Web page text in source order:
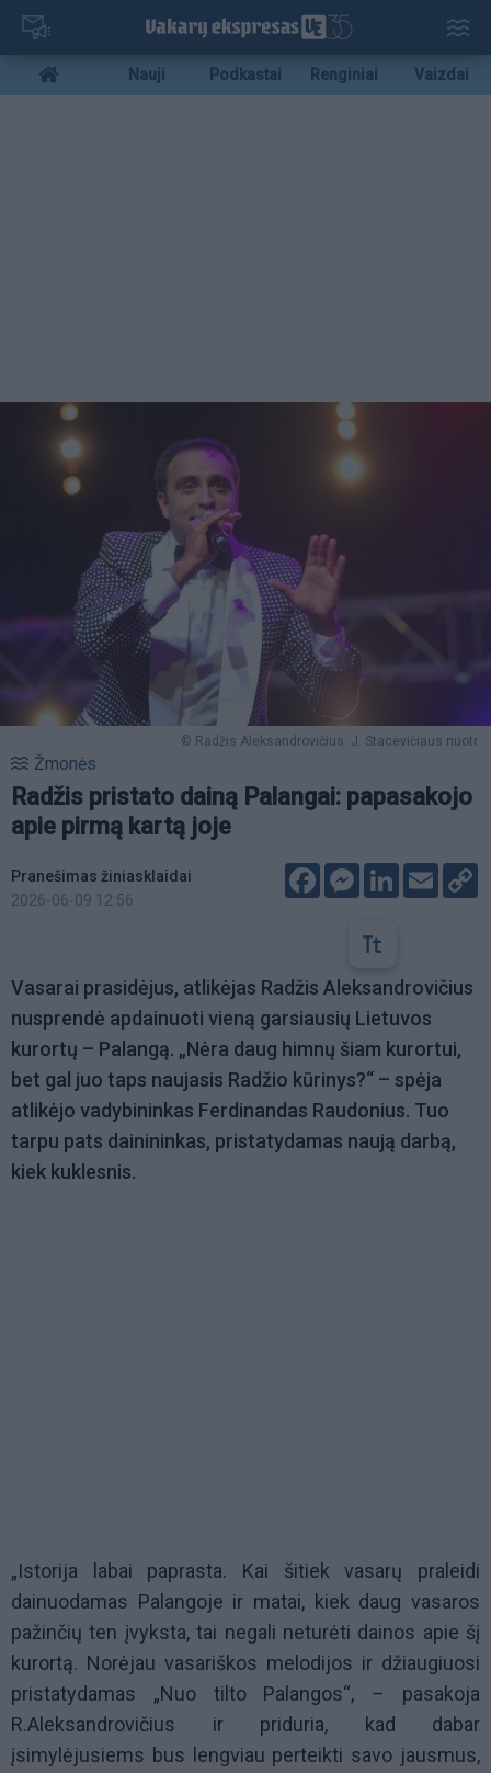
Pereiti
pagrindinį
turinį
Mobile
menu
Nauji Podkastai Renginiai Vaizdai
© Radžis Aleksandrovičius. J. Stacevičiaus nuotr.
Žmonės
Radžis pristato dainą Palangai: papasakojo
apie pirmą kartą joje
Pranešimas žiniasklaidai
2026-06-09 12:56
FacebookMessenger
LinkedIn
Email
Vasarai prasidėjus, atlikėjas Radžis Aleksandrovičius
nusprendė apdainuoti vieną garsiausių Lietuvos
kurortų – Palangą. „Nėra daug himnų šiam kurortui,
bet gal juo taps naujasis Radžio kūrinys?“ – spėja
atlikėjo vadybininkas Ferdinandas Raudonius. Tuo
tarpu pats dainininkas, pristatydamas naują darbą,
kiek kuklesnis.
„Istorija labai paprasta. Kai šitiek vasarų praleidi
dainuodamas Palangoje ir matai, kiek daug vasaros
pažinčių ten įvyksta, tai negali neturėti dainos apie šį
kurortą. Norėjau vasariškos melodijos ir džiaugiuosi
pristatydamas „Nuo tilto Palangos“, – pasakoja
R.Aleksandrovičius ir priduria, kad dabar
įsimylėjusiems bus lengviau perteikti savo jausmus,